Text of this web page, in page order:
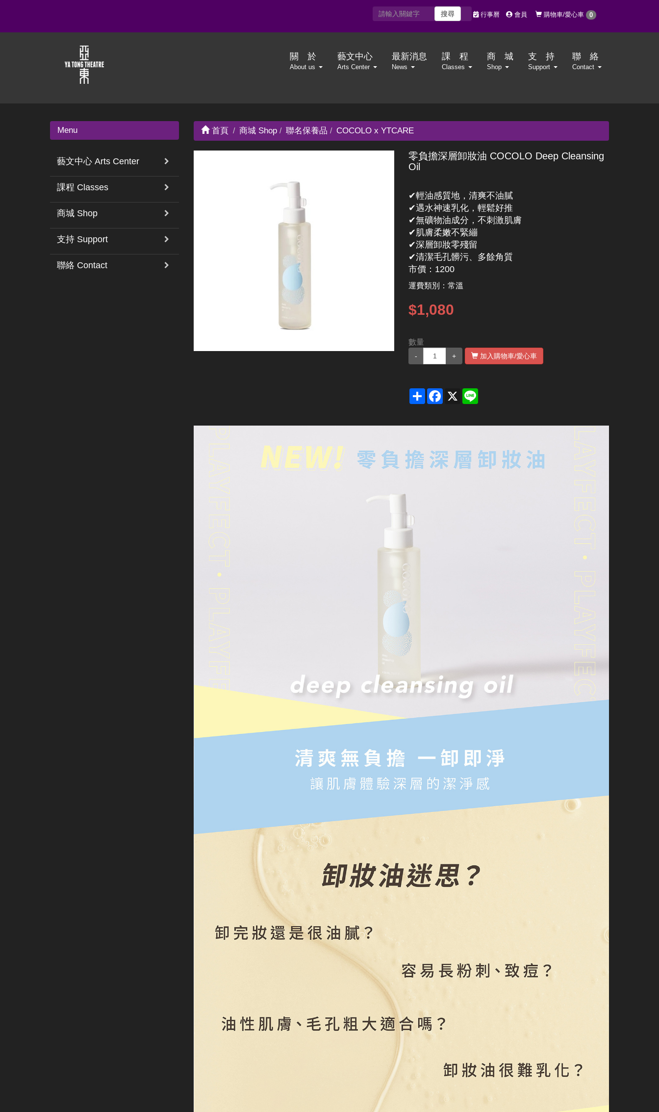
購物車/愛心車 0
行事曆 會員
搜尋
關 於
About us
藝文中心
Arts Center
最新消息
News
課 程
Classes
商 城
Shop
支 持
Support
聯 絡
Contact
Menu
藝文中心 Arts Center
課程 Classes
商城 Shop
支持 Support
聯絡 Contact
首頁 商城 Shop 聯名保養品 COCOLO x YTCARE
零負擔深層卸妝油 COCOLO Deep Cleansing
Oil
✔輕油感質地，清爽不油膩
✔遇水神速乳化，輕鬆好推
✔無礦物油成分，不刺激肌膚
✔肌膚柔嫩不緊繃
✔深層卸妝零殘留
✔清潔毛孔髒污、多餘角質
市價：1200
運費類別：常溫
$1,080
數量
- + 加入購物車/愛心車
Share Facebook
X